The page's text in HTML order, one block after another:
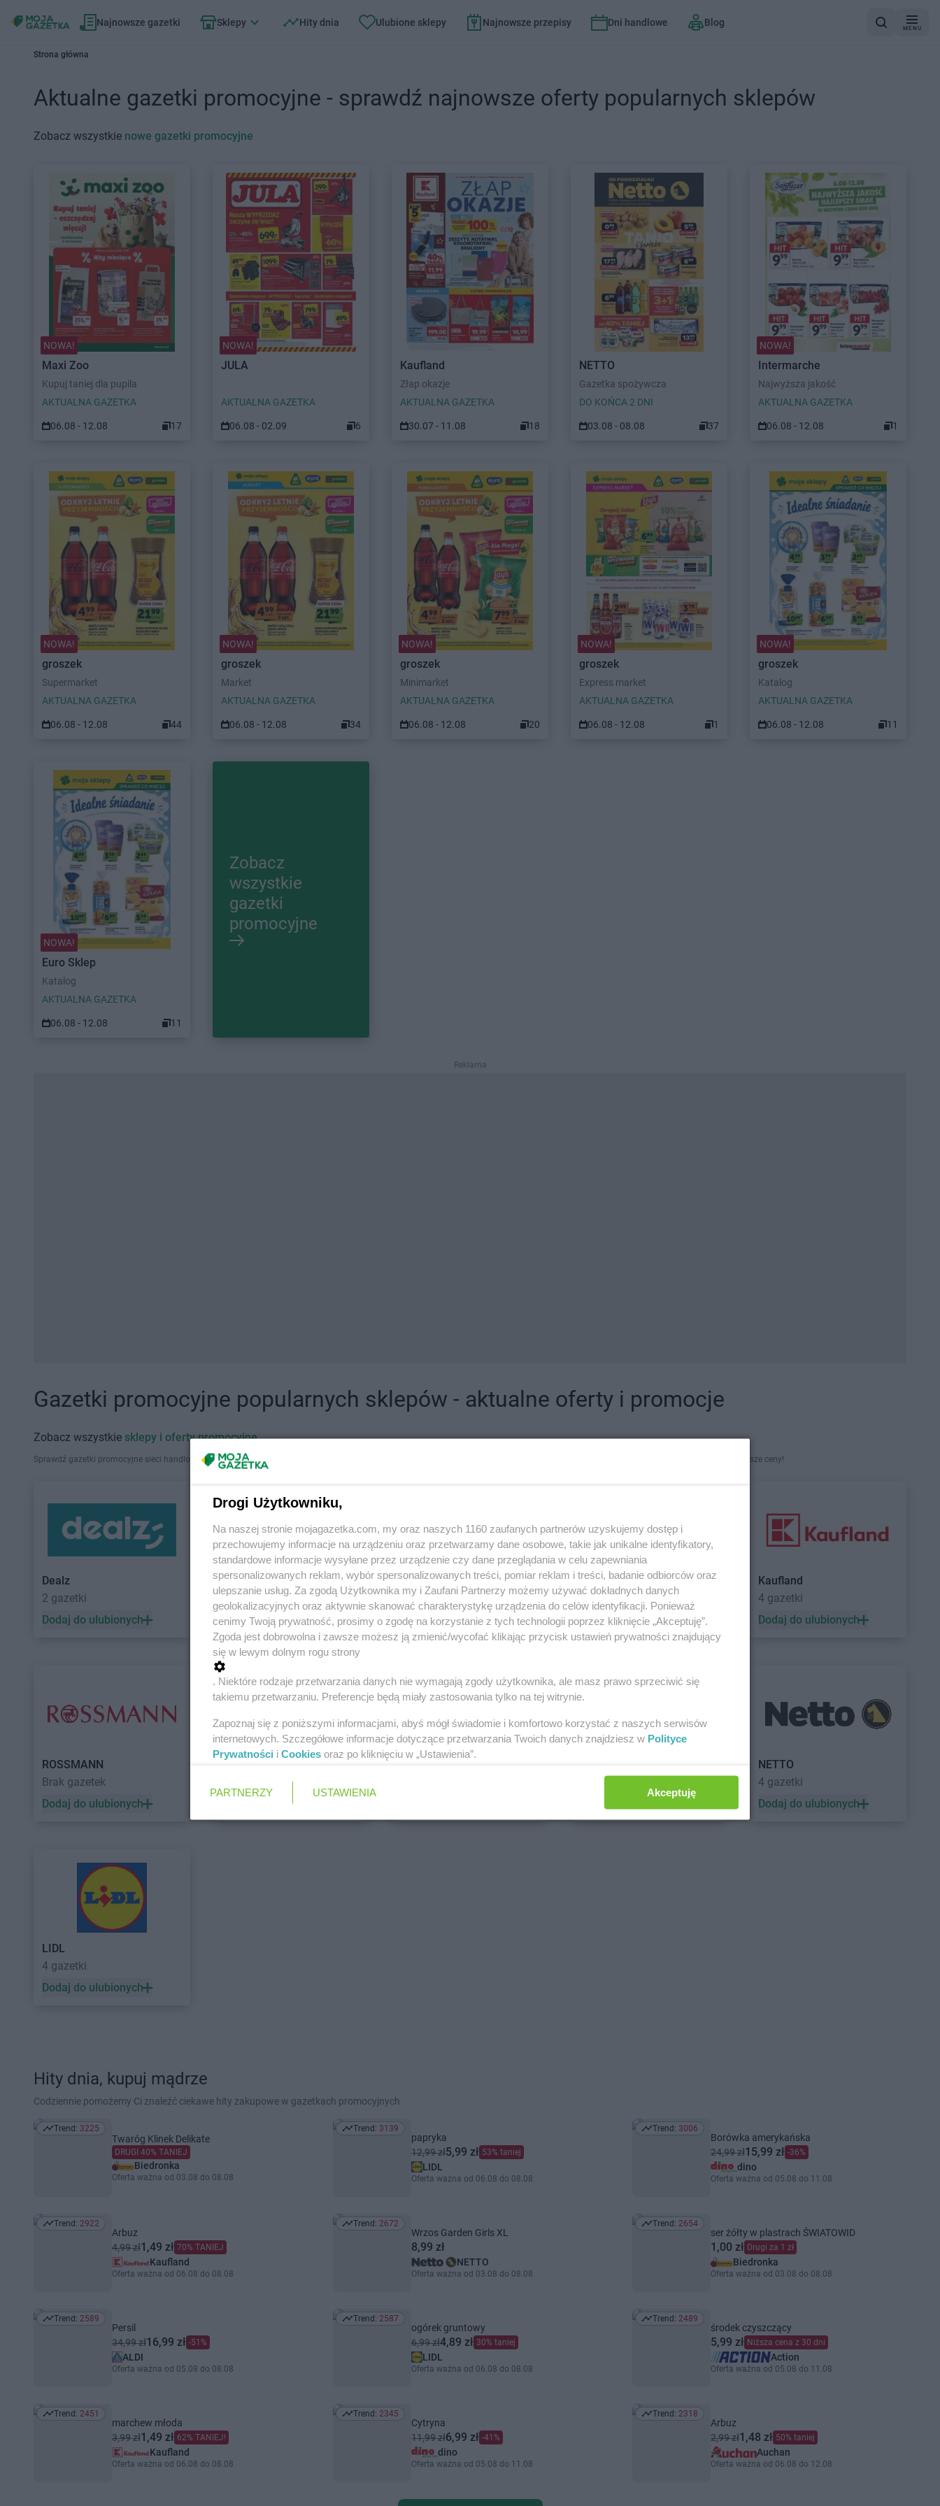
Najnowsze gazetki Sklepy Hity dnia Ulubione sklepy Najnowsze przepisy Dni handlowe Blog
MENU
Strona główna
Aktualne gazetki promocyjne - sprawdź najnowsze oferty popularnych sklepów
Zobacz wszystkie nowe gazetki promocyjne
NOWA!
Maxi Zoo
Kupuj taniej dla pupila
AKTUALNA GAZETKA
06.08 - 12.08 17
NOWA!
JULA
AKTUALNA GAZETKA
06.08 - 02.09 6
Kaufland
Złap okazje
AKTUALNA GAZETKA
30.07 - 11.08 18
NETTO
Gazetka spożywcza
DO KOŃCA 2 DNI
03.08 - 08.08 37
NOWA!
Intermarche
Najwyższa jakość
AKTUALNA GAZETKA
06.08 - 12.08 1
NOWA!
groszek
Supermarket
AKTUALNA GAZETKA
06.08 - 12.08 44
NOWA!
groszek
Market
AKTUALNA GAZETKA
06.08 - 12.08 34
NOWA!
groszek
Minimarket
AKTUALNA GAZETKA
06.08 - 12.08 20
NOWA!
groszek
Express market
AKTUALNA GAZETKA
06.08 - 12.08 1
NOWA!
groszek
Katalog
AKTUALNA GAZETKA
06.08 - 12.08 11
NOWA!
Euro Sklep
Katalog
AKTUALNA GAZETKA
06.08 - 12.08 11
Zobacz
wszystkie
gazetki
promocyjne
Reklama
Gazetki promocyjne popularnych sklepów - aktualne oferty i promocje
Zobacz wszystkie sklepy i oferty promocyjne
Sprawdź gazetki promocyjne sieci handlowych, które działają w Polsce. Znajdziesz tutaj sklepy należące do lokalnych sieci oraz duże, znane super- i hipermarkety. Najlepsze promocje i najniższe ceny!
Dealz
2 gazetki
Dodaj do ulubionych
POLOmarket
10 gazetek
Dodaj do ulubionych
PEPCO
Brak gazetek
Dodaj do ulubionych
dino
1 gazetka
Dodaj do ulubionych
Kaufland
4 gazetki
Dodaj do ulubionych
ROSSMANN
Brak gazetek
Dodaj do ulubionych
Auchan
Dodaj do ulubionych
9 gazetek
NETTO
4 gazetki
Dodaj do ulubionych
LIDL
4 gazetki
Dodaj do ulubionych
Hity dnia, kupuj mądrze
Codziennie pomożemy Ci znaleźć ciekawe hity zakupowe w gazetkach promocyjnych
Trend: 3225
Trend: 3225
Twaróg Klinek Delikate
DRUGI 40% TANIEJ
Biedronka
Oferta ważna od 03.08 do 08.08
Trend: 3139
Trend: 3139
papryka
12,99 zł5,99 zł 53% taniej
LIDL
Oferta ważna od 06.08 do 08.08
Trend: 3006
Trend: 3006
Borówka amerykańska
24,99 zł15,99 zł -36%
dino
Oferta ważna od 05.08 do 11.08
Trend: 2922
Trend: 2922
Arbuz
4,99 zł1,49 zł 70% TANIEJ
Kaufland
Oferta ważna od 06.08 do 08.08
Trend: 2672
Trend: 2672
Wrzos Garden Girls XL
8,99 zł
NETTO
Oferta ważna od 03.08 do 08.08
Trend: 2654
Trend: 2654
ser żółty w plastrach ŚWIATOWID
1,00 zł Drugi za 1 zł
Biedronka
Oferta ważna od 03.08 do 08.08
Trend: 2589
Trend: 2589
Persil
34,99 zł16,99 zł -51%
ALDI
Oferta ważna od 05.08 do 08.08
Trend: 2587
Trend: 2587
ogórek gruntowy
6,99 zł4,89 zł 30% taniej
LIDL
Oferta ważna od 06.08 do 08.08
Trend: 2489
Trend: 2489
środek czyszczący
5,99 zł Niższa cena z 30 dni
Action
Oferta ważna od 05.08 do 11.08
Trend: 2451
Trend: 2451
marchew młoda
3,99 zł1,49 zł 62% TANIEJ!
Kaufland
Oferta ważna od 06.08 do 08.08
Trend: 2345
Trend: 2345
Cytryna
11,99 zł6,99 zł -41%
dino
Oferta ważna od 05.08 do 11.08
Trend: 2318
Trend: 2318
Arbuz
2,99 zł1,48 zł 50% taniej
Auchan
Oferta ważna od 06.08 do 12.08
Drogi Użytkowniku,
Na naszej stronie mojagazetka.com, my oraz naszych 1160 zaufanych partnerów uzyskujemy dostęp i
przechowujemy informacje na urządzeniu oraz przetwarzamy dane osobowe, takie jak unikalne identyfikatory,
standardowe informacje wysyłane przez urządzenie czy dane przeglądania w celu zapewniania
spersonalizowanych reklam, wybór spersonalizowanych treści, pomiar reklam i treści, badanie odbiorców oraz
ulepszanie usług. Za zgodą Użytkownika my i Zaufani Partnerzy możemy używać dokładnych danych
geolokalizacyjnych oraz aktywnie skanować charakterystykę urządzenia do celów identyfikacji. Ponieważ
cenimy Twoją prywatność, prosimy o zgodę na korzystanie z tych technologii poprzez kliknięcie „Akceptuję”.
Zgoda jest dobrowolna i zawsze możesz ją zmienić/wycofać klikając przycisk ustawień prywatności znajdujący
się w lewym dolnym rogu strony
. Niektóre rodzaje przetwarzania danych nie wymagają zgody użytkownika, ale masz prawo sprzeciwić się
takiemu przetwarzaniu. Preferencje będą miały zastosowania tylko na tej witrynie.
Zapoznaj się z poniższymi informacjami, abyś mógł świadomie i komfortowo korzystać z naszych serwisów
internetowych. Szczegółowe informacje dotyczące przetwarzania Twoich danych znajdziesz w Polityce
Prywatności i Cookies oraz po kliknięciu w „Ustawienia”.
PARTNERZY USTAWIENIA Akceptuję